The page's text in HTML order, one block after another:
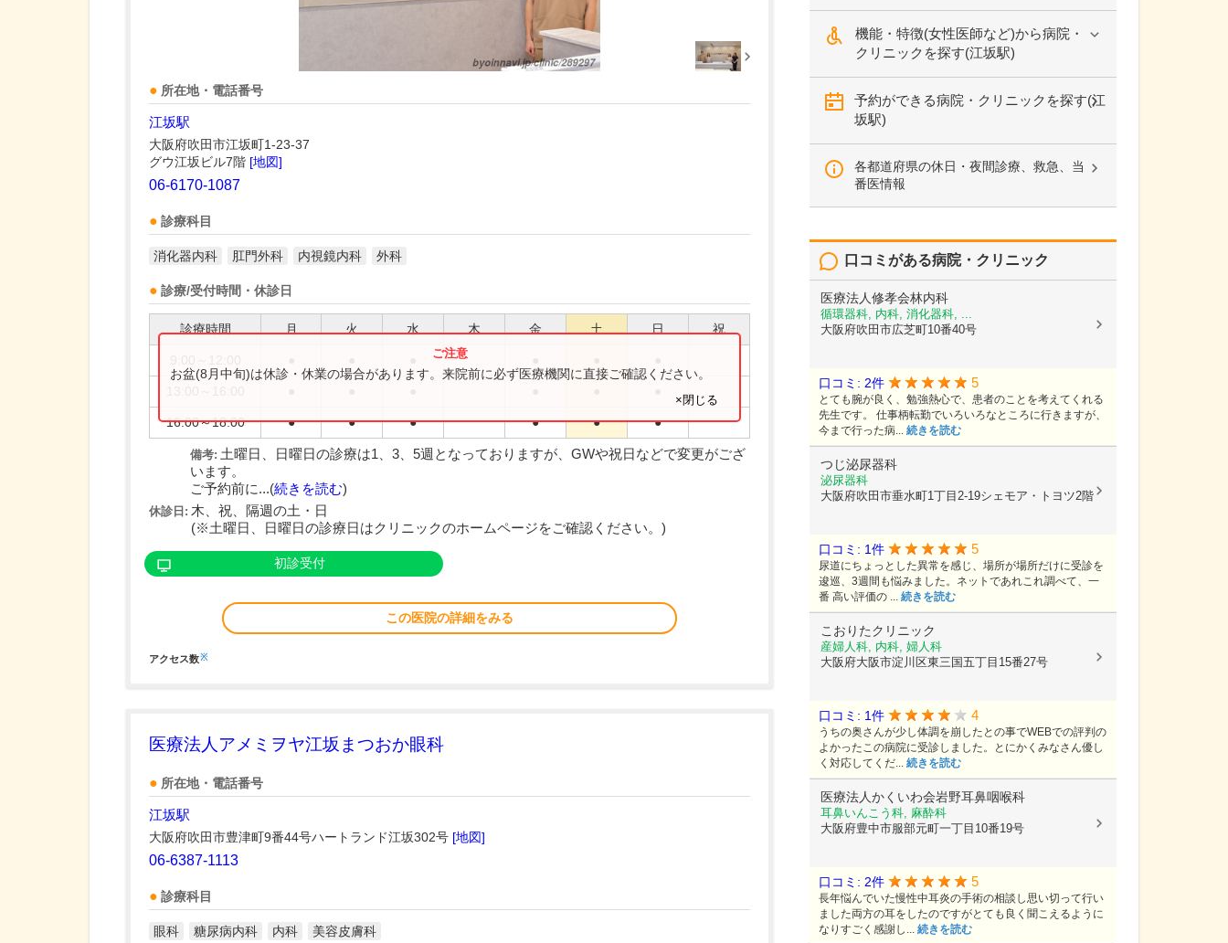
所在地・電話番号
江坂駅
大阪府吹田市江坂町1-23-37
グウ江坂ビル7階 [地図]
06-6170-1087
診療科目
消化器内科 肛門外科 内視鏡内科 外科
診療/受付時間・休診日
診療時間 月 火 水 木 金 土 日 祝
16:00～18:00 ● ● ● ● ● ●
お盆(8月中旬)は休診・休業の場合があります。来院前に必ず医療機関に直接ご確認ください。
×閉じる
備考: 土曜日、日曜日の診療は1、3、5週となっておりますが、GWや祝日などで変更がござ
います。
ご予約前に...(続きを読む)
休診日: 木、祝、隔週の土・日
(※土曜日、日曜日の診療日はクリニックのホームページをご確認ください。)
初診受付
この医院の詳細をみる
アクセス数※
医療法人アメミヲヤ江坂まつおか眼科
所在地・電話番号
江坂駅
大阪府吹田市豊津町9番44号ハートランド江坂302号 [地図]
06-6387-1113
診療科目
眼科 糖尿病内科 内科 美容皮膚科
機能・特徴(女性医師など)から病院・
クリニックを探す(江坂駅)
予約ができる病院・クリニックを探す(江
坂駅)
各都道府県の休日・夜間診療、救急、当
番医情報
口コミがある病院・クリニック
医療法人修孝会林内科
循環器科, 内科, 消化器科, ...
大阪府吹田市広芝町10番40号
口コミ: 2件 5
とても腕が良く、勉強熱心で、患者のことを考えてくれる
先生です。 仕事柄転勤でいろいろなところに行きますが、
今まで行った病... 続きを読む
つじ泌尿器科
泌尿器科
大阪府吹田市垂水町1丁目2-19シェモア・トヨツ2階
口コミ: 1件 5
尿道にちょっとした異常を感じ、場所が場所だけに受診を
逡巡、3週間も悩みました。ネットであれこれ調べて、一
番 高い評価の ... 続きを読む
こおりたクリニック
産婦人科, 内科, 婦人科
大阪府大阪市淀川区東三国五丁目15番27号
口コミ: 1件 4
うちの奥さんが少し体調を崩したとの事でWEBでの評判の
よかったこの病院に受診しました。とにかくみなさん優し
く対応してくだ... 続きを読む
医療法人かくいわ会岩野耳鼻咽喉科
耳鼻いんこう科, 麻酔科
大阪府豊中市服部元町一丁目10番19号
口コミ: 2件 5
長年悩んでいた慢性中耳炎の手術の相談し思い切って行い
ました両方の耳をしたのですがとても良く聞こえるように
なりすごく感謝し... 続きを読む